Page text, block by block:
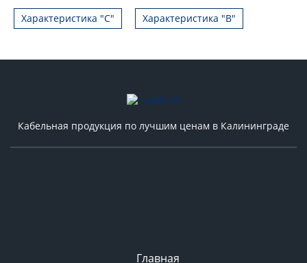
Характеристика "С" Характеристика "B"
Кабельная продукция по лучшим ценам в Калининграде
Главная